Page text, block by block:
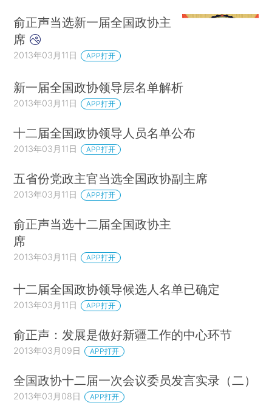
俞正声当选新一届全国政协主
席
2013年03月11日 APP打开
新一届全国政协领导层名单解析
2013年03月11日 APP打开
十二届全国政协领导人员名单公布
2013年03月11日 APP打开
五省份党政主官当选全国政协副主席
2013年03月11日 APP打开
俞正声当选十二届全国政协主
席
2013年03月11日 APP打开
十二届全国政协领导候选人名单已确定
2013年03月11日 APP打开
俞正声：发展是做好新疆工作的中心环节
2013年03月09日 APP打开
全国政协十二届一次会议委员发言实录（二）
2013年03月08日 APP打开